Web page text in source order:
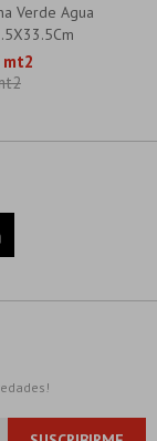
Verde Agua